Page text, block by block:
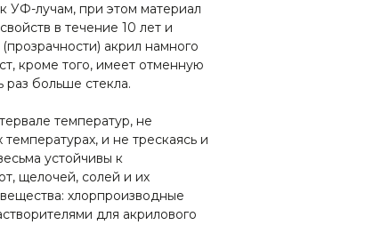
УФ-лучам, при этом материал
в течение 10 лет и
акрил намного
кроме того, имеет отменную
раз больше стекла.
температур, не
и не трескаясь и
устойчивы к
щелочей, солей и их
хлорпроизводные
для акрилового